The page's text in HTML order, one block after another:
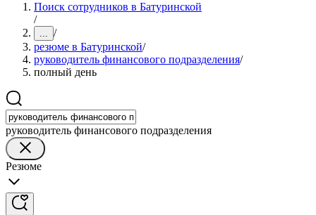
Поиск сотрудников в Батуринской
/
... /
резюме в Батуринской/
руководитель финансового подразделения/
полный день
руководитель финансового подразделения
Резюме